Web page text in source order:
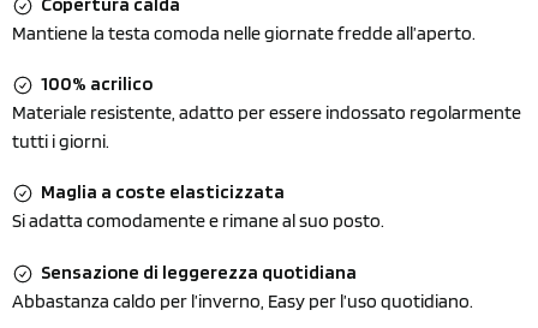
Mantiene la testa comoda nelle giornate fredde all’aperto.
100% acrilico
Materiale resistente, adatto per essere indossato regolarmente
tutti i giorni.
Maglia a coste elasticizzata
Si adatta comodamente e rimane al suo posto.
Sensazione di leggerezza quotidiana
Abbastanza caldo per l’inverno, Easy per l’uso quotidiano.